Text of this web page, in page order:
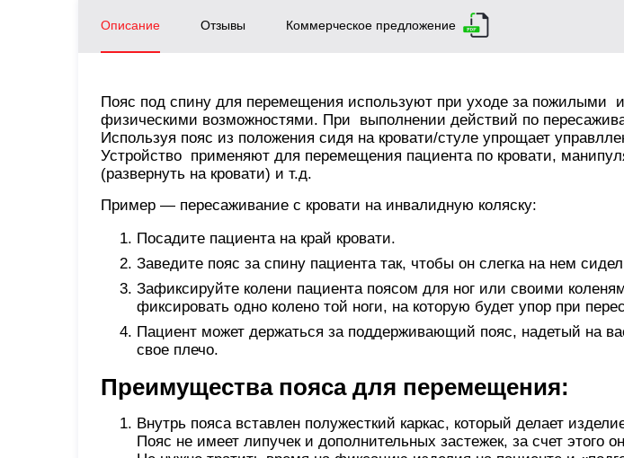
Описание Отзывы Коммерческое предложение
Пояс под спину для перемещения используют при уходе за пожилыми
физическими возможностями. При выполнении действий по
Используя пояс из положения сидя на кровати/стуле упрощает
Устройство применяют для перемещения пациента по кровати,
(развернуть на кровати) и т.д.
Пример — пересаживание с кровати на инвалидную коляску:
Посадите пациента на край кровати.
Заведите пояс за спину пациента так, чтобы он слегка на нем
Зафиксируйте колени пациента поясом для ног или своими
фиксировать одно колено той ноги, на которую будет упор при
Пациент может держаться за поддерживающий пояс, надетый на
свое плечо.
Преимущества пояса для перемещения:
Внутрь пояса вставлен полужесткий каркас, который делает
Пояс не имеет липучек и дополнительных застежек, за счет этого